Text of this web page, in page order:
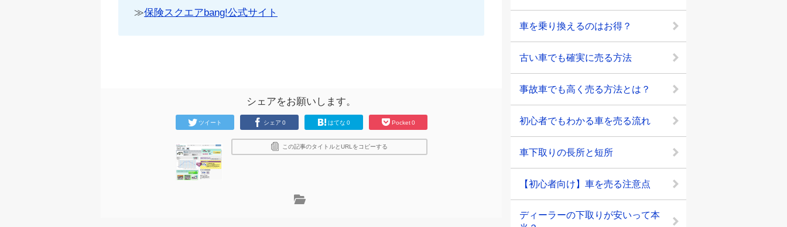
≫保険スクエアbang!公式サイト
シェアをお願いします。
ツイート シェア 0 はてな 0 Pocket 0
この記事のタイトルとURLをコピーする
車を乗り換えるのはお得？
古い車でも確実に売る方法
事故車でも高く売る方法とは？
初心者でもわかる車を売る流れ
車下取りの長所と短所
【初心者向け】車を売る注意点
ディーラーの下取りが安いって本